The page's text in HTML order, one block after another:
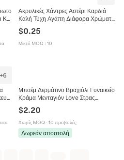
Ακρυλικές Χάντρες Αστέρι Καρδιά
Καλή Τύχη Αγάπη Διάφορα Χρώματα
Διαχωριστικές Χάντρες για Βραχιόλια
Κολιέ Μπρελόκ
$0.25
Μικτό MOQ : 10
+6
Μποέμ Δερμάτινο Βραχιόλι Γυναικείο
Κράμα Μενταγιόν Love Στρας
Κρυστάλλινες Χάντρες Μαγνητικό
Κούμπωμα Κομψό Κόσμημα
$2.20
Χωρίς MOQ · 10 προβολές
Δωρεάν αποστολή